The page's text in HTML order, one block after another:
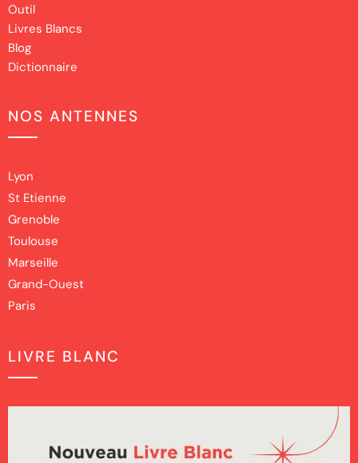
Outil
Livres Blancs
Blog
Dictionnaire
NOS ANTENNES
Lyon
St Etienne
Grenoble
Toulouse
Marseille
Grand-Ouest
Paris
LIVRE BLANC